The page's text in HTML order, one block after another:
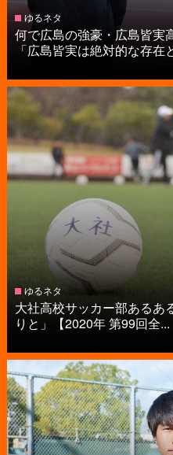
ゆるネタ
何で広島の強豪・広島皆実
「広島皆実は絶対的な存在
ゆるネタ
大社高校サッカー部あるあ
りと」【2020年 第99回全...